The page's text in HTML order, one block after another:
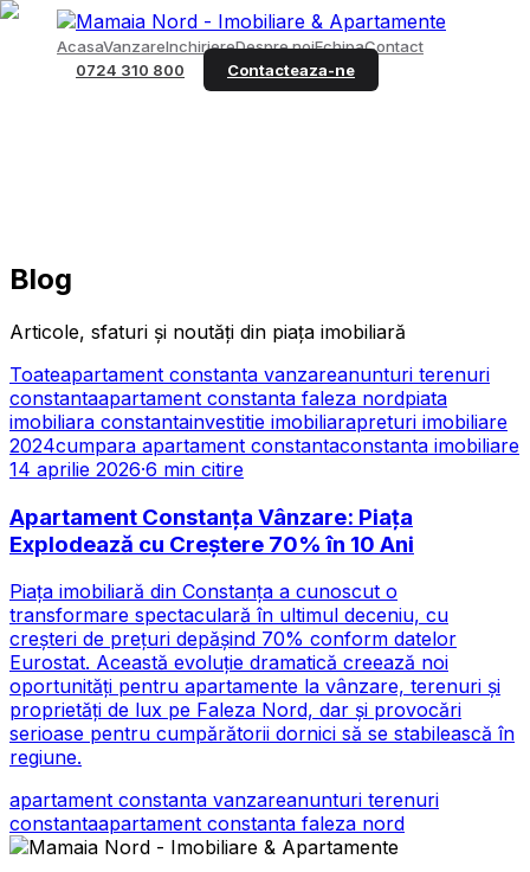
AcasaVanzareInchiriereDespre noiEchipaContact
0724 310 800
Contacteaza-ne
Blog
Articole, sfaturi și noutăți din piața imobiliară
Toateapartament constanta vanzareanunturi terenuri
constantaapartament constanta faleza nordpiata
imobiliara constantainvestitie imobiliarapreturi imobiliare
2024cumpara apartament constantaconstanta imobiliare
14 aprilie 2026·6 min citire
Apartament Constanța Vânzare: Piața
Explodează cu Creștere 70% în 10 Ani
Piața imobiliară din Constanța a cunoscut o
transformare spectaculară în ultimul deceniu, cu
creșteri de prețuri depășind 70% conform datelor
Eurostat. Această evoluție dramatică creează noi
oportunități pentru apartamente la vânzare, terenuri și
proprietăți de lux pe Faleza Nord, dar și provocări
serioase pentru cumpărătorii dornici să se stabilească în
regiune.
apartament constanta vanzareanunturi terenuri
constantaapartament constanta faleza nord